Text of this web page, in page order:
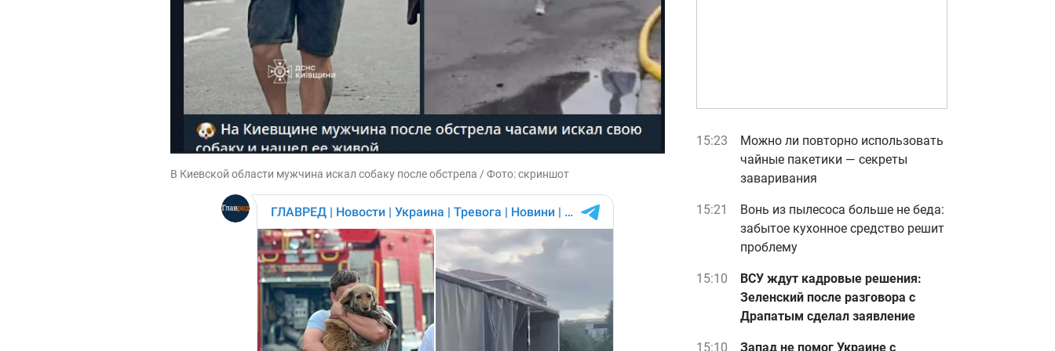
В Киевской области мужчина искал собаку после обстрела / Фото: скриншот
15:23
Можно ли повторно использовать
чайные пакетики — секреты
заваривания
15:21
Вонь из пылесоса больше не беда:
забытое кухонное средство решит
проблему
15:10
ВСУ ждут кадровые решения:
Зеленский после разговора с
Драпатым сделал заявление
15:10 Запад не помог Украине с